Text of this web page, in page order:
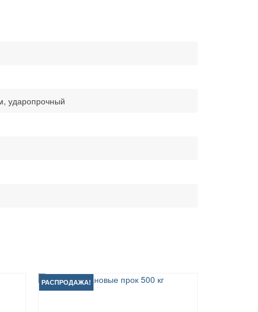
ударопрочный
РАСПРОДАЖА!